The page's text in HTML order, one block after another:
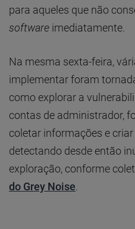
para aqueles que não
software imediatamente.
Na mesma sexta-feira,
implementar foram
como explorar a
contas de administrador,
coletar informações e
detectando desde então
exploração, conforme
do Grey Noise.